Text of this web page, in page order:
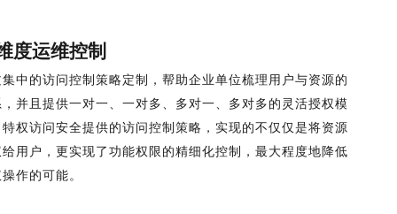
度运维控制
集中的访问控制策略定制，帮助企业单位梳理用户与资源的
，并且提供一对一、一对多、多对一、多对多的灵活授权模
特权访问安全提供的访问控制策略，实现的不仅仅是将资源
给用户，更实现了功能权限的精细化控制，最大程度地降低
作的可能。